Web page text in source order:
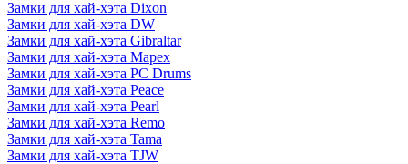
Замки для хай-хэта Dixon
Замки для хай-хэта DW
Замки для хай-хэта Gibraltar
Замки для хай-хэта Mapex
Замки для хай-хэта PC Drums
Замки для хай-хэта Peace
Замки для хай-хэта Pearl
Замки для хай-хэта Remo
Замки для хай-хэта Tama
Замки для хай-хэта TJW